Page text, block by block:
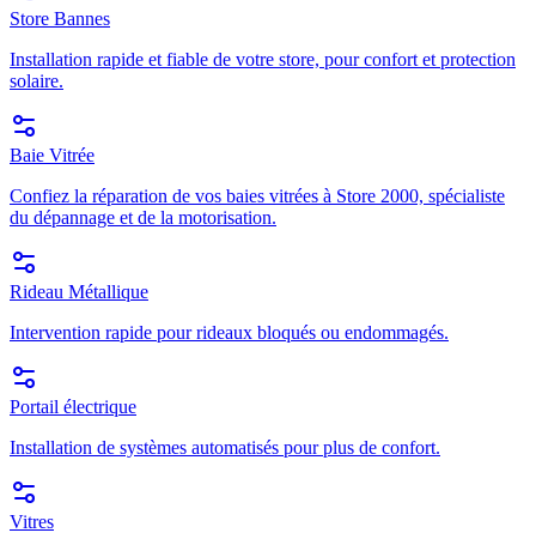
Store Bannes
Installation rapide et fiable de votre store, pour confort et protection
solaire.
Baie Vitrée
Confiez la réparation de vos baies vitrées à Store 2000, spécialiste
du dépannage et de la motorisation.
Rideau Métallique
Intervention rapide pour rideaux bloqués ou endommagés.
Portail électrique
Installation de systèmes automatisés pour plus de confort.
Vitres